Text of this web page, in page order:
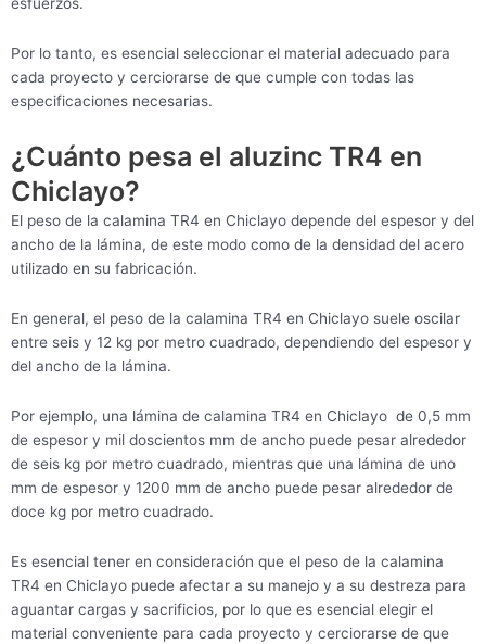
esfuerzos.
Por lo tanto, es esencial seleccionar el material adecuado para
cada proyecto y cerciorarse de que cumple con todas las
especificaciones necesarias.
¿Cuánto pesa el aluzinc TR4 en
Chiclayo?
El peso de la calamina TR4 en Chiclayo depende del espesor y del
ancho de la lámina, de este modo como de la densidad del acero
utilizado en su fabricación.
En general, el peso de la calamina TR4 en Chiclayo suele oscilar
entre seis y 12 kg por metro cuadrado, dependiendo del espesor y
del ancho de la lámina.
Por ejemplo, una lámina de calamina TR4 en Chiclayo de 0,5 mm
de espesor y mil doscientos mm de ancho puede pesar alrededor
de seis kg por metro cuadrado, mientras que una lámina de uno
mm de espesor y 1200 mm de ancho puede pesar alrededor de
doce kg por metro cuadrado.
Es esencial tener en consideración que el peso de la calamina
TR4 en Chiclayo puede afectar a su manejo y a su destreza para
aguantar cargas y sacrificios, por lo que es esencial elegir el
material conveniente para cada proyecto y cerciorarse de que